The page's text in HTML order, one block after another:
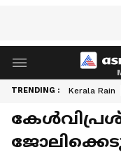
TRENDING : Kerala Rain